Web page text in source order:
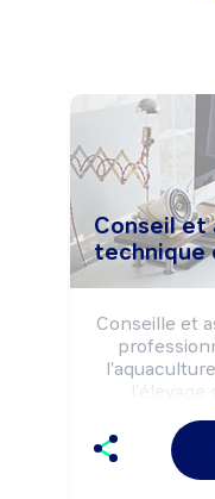
Conseil et
technique
Conseille et
l'élevage
de gestion